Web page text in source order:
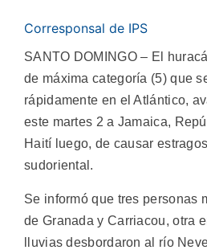
Corresponsal de IPS
SANTO DOMINGO – El
de máxima categoría (5) que
rápidamente en el Atlántico,
este martes 2 a Jamaica,
Haití luego, de causar
sudoriental.
Se informó que tres personas
de Granada y Carriacou, otra
lluvias desbordaron al río